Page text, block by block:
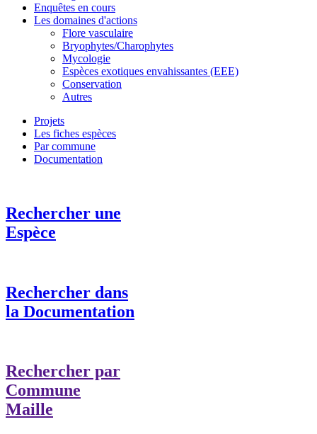
Enquêtes en cours
Les domaines d'actions
Flore vasculaire
Bryophytes/Charophytes
Mycologie
Espèces exotiques envahissantes (EEE)
Conservation
Autres
Projets
Les fiches espèces
Par commune
Documentation
Rechercher une
Espèce
Rechercher dans
la Documentation
Rechercher par
Commune
Maille